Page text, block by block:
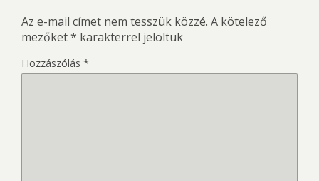
Az e-mail címet nem tesszük közzé. A kötelező
mezőket* karakterrel jelöltük
Hozzászólás *